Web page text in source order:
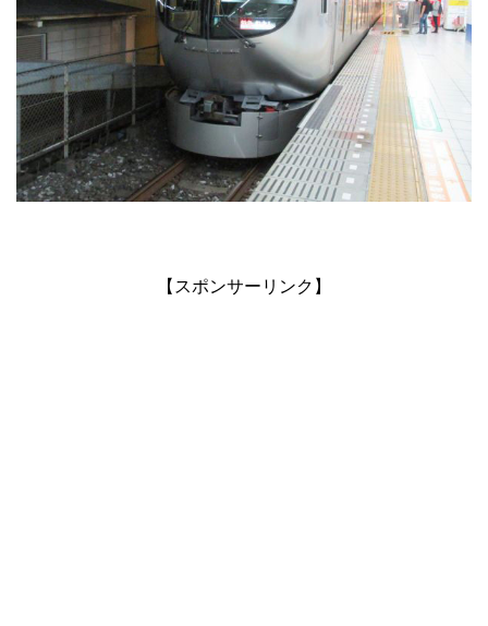
【スポンサーリンク】